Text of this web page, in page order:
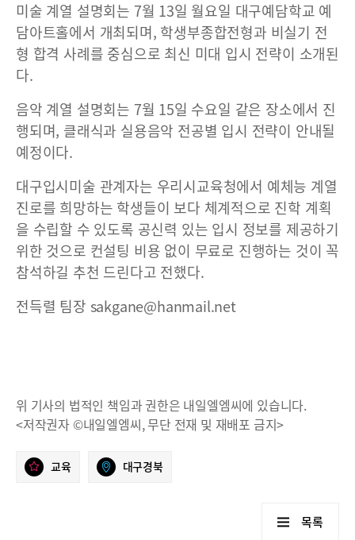
미술 계열 설명회는 7월 13일 월요일 대구예담학교 예
담아트홀에서 개최되며, 학생부종합전형과 비실기 전
형 합격 사례를 중심으로 최신 미대 입시 전략이 소개된
다.
음악 계열 설명회는 7월 15일 수요일 같은 장소에서 진
행되며, 클래식과 실용음악 전공별 입시 전략이 안내될
예정이다.
대구입시미술 관계자는 우리시교육청에서 예체능 계열
진로를 희망하는 학생들이 보다 체계적으로 진학 계획
을 수립할 수 있도록 공신력 있는 입시 정보를 제공하기
위한 것으로 컨설팅 비용 없이 무료로 진행하는 것이 꼭
참석하길 추천 드린다고 전했다.
전득렬 팀장 sakgane@hanmail.net
위 기사의 법적인 책임과 권한은 내일엘엠씨에 있습니다.
<저작권자 ©내일엘엠씨, 무단 전재 및 재배포 금지>
교육 대구경북
목록